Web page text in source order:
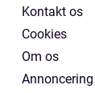
Kontakt os
Cookies
Om os
Annoncering